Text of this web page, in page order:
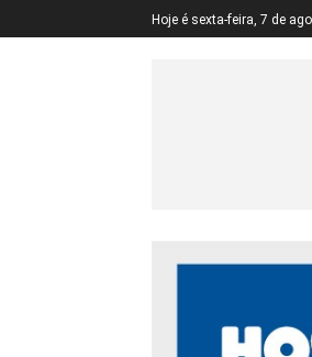
Hoje é sexta-feira, 7 de